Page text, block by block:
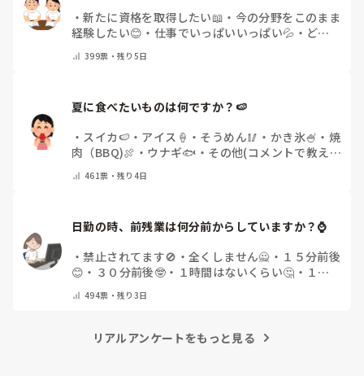
・新たに資格を取得したい📖 ・ 今の分野をこのまま
経験したい😊 ・ 仕事でいっぱいいっぱい💦 ・ どん
教えてください）
399票・残り5日
夏に食べたいものは何ですか？🍉
・ スイカ🍉 ・ アイス🍦 ・ そうめん🥢 ・ かき氷🍧 ・ 焼
肉（BBQ)🍖 ・ ウナギ🐟 ・ その他(コメントで教え
461票・残り4日
日勤の時、前残業は何分前からしていますか？⌚
・禁止されてます🚫 ・ 全くしません🙅 ・ １５分前後
😊 ・ ３０分前後🤓 ・ １時間はないくらい🤔 ・ １時
494票・残り3日
リアルアンケートをもっと見る